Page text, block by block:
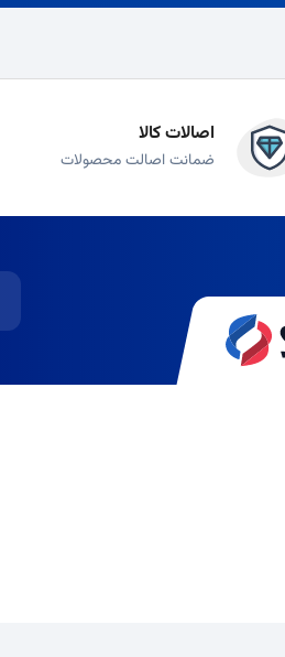
اصالات کالا
ضمانت اصالت محصولات
ایمیل